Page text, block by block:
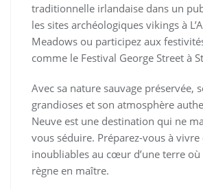
traditionnelle irlandaise dans un
les sites archéologiques vikings à
Meadows ou participez aux
comme le Festival George Street à
Avec sa nature sauvage préservée,
grandioses et son atmosphère
Neuve est une destination qui ne
vous séduire. Préparez-vous à
inoubliables au cœur d’une terre
règne en maître.